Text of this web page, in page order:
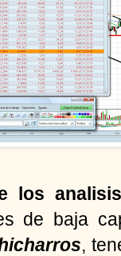
los
de baja
,